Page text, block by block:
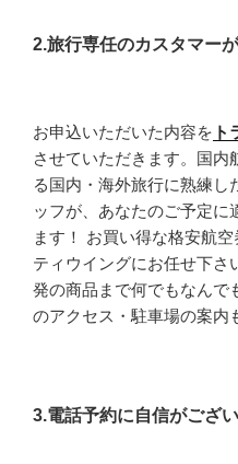
2.旅行専任のカスタマー
お申込いただいた内容を ト
させていただきます。国内
る国内・海外旅行に熟練し
ッフが、あなたのご予定に
ます！ お買い得な格安航
ティウイングにお任せ下さ
発の商品まで何でもなんで
のアクセス・駐車場の案内
3.電話予約に自信がござい